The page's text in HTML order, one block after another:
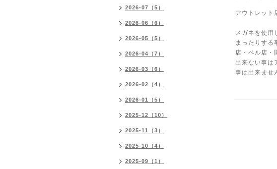
アウトレット
メガネを使用
まったりする
店・ベル店・
出来ない事は
事は出来ませ
2026-07（5）
2026-06（6）
2026-05（5）
2026-04（7）
2026-03（6）
2026-02（4）
2026-01（5）
2025-12（10）
2025-11（3）
2025-10（4）
2025-09（1）